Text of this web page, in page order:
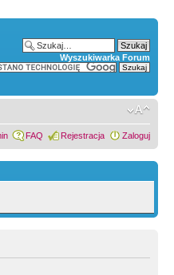
Wyszukiwarka Forum
FAQ Rejestracja Zaloguj